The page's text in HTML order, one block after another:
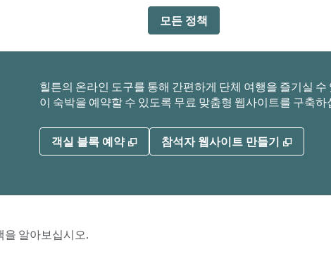
모든 정책
힐튼의 온라인 도구를 통해 간편하게 단체 여행을 즐기실
이 숙박을 예약할 수 있도록 무료 맞춤형 웹사이트를 구축하
객실 블록 예약 , 새 탭 열림
참석자 웹사이트 만들기 ,
을 알아보십시오.